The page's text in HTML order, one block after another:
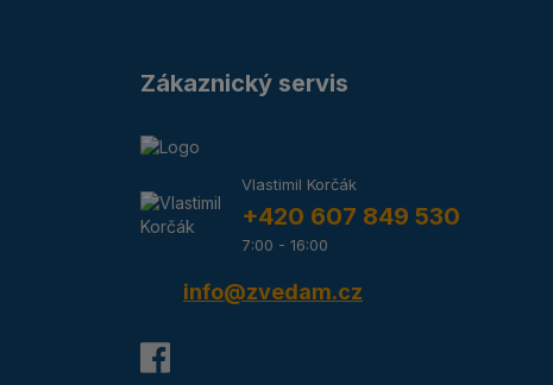
Zákaznický servis
Vlastimil Korčák
+420 607 849 530
7:00 - 16:00
info@zvedam.cz